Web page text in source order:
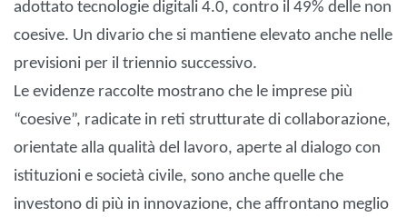
adottato tecnologie digitali 4.0, contro il 49% delle non
coesive. Un divario che si mantiene elevato anche nelle
previsioni per il triennio successivo.
Le evidenze raccolte mostrano che le imprese più
“coesive”, radicate in reti strutturate di collaborazione,
orientate alla qualità del lavoro, aperte al dialogo con
istituzioni e società civile, sono anche quelle che
investono di più in innovazione, che affrontano meglio